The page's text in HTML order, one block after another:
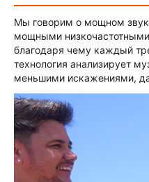
Мы говорим о мощном
мощными
благодаря чему каждый
технология анализирует
меньшими искажениями,